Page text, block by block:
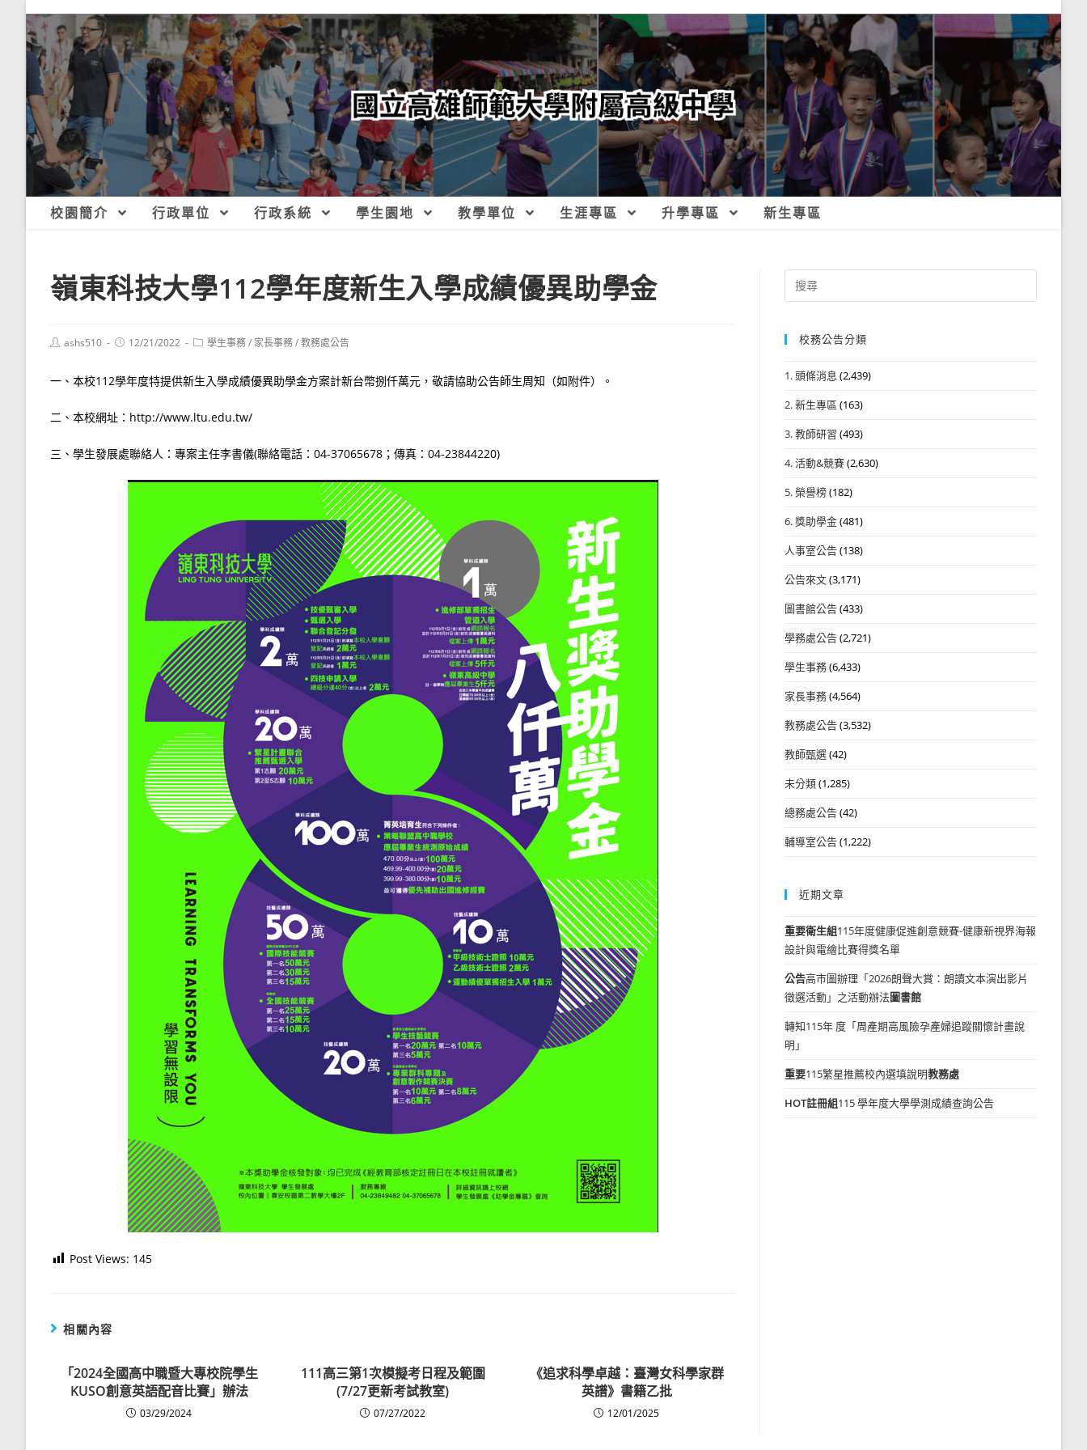
校園簡介 行政單位 行政系統 學生園地 教學單位 生涯專區 升學專區 新生專區
嶺東科技大學112學年度新生入學成績優異助學金
Postashs510
Post12/21/2022
Post學生事務/ 家長事務/教務處公告
一、本校112學年度特提供新生入學成績優異助學金方案計新台幣捌仟萬元，敬請協助公告師生周知（如附件）。
二、本校網址：http://www.ltu.edu.tw/
三、學生發展處聯絡人：專案主任李書儀(聯絡電話：04-37065678；傳真：04-23844220)
Post Views: 145
相關內容
「2024全國高中職暨大專校院學生
KUSO創意英語配音比賽」辦法
03/29/2024
111高三第1次模擬考日程及範圍
(7/27更新考試教室)
07/27/2022
《追求科學卓越：臺灣女科學家群
英譜》書籍乙批
12/01/2025
Search
for:
校務公告分類
1. 頭條消息 (2,439)
2. 新生專區 (163)
3. 教師研習 (493)
4. 活動&競賽(2,630)
5. 榮譽榜(182)
6. 獎助學金(481)
人事室公告(138)
公告來文(3,171)
圖書館公告(433)
學務處公告(2,721)
學生事務(6,433)
家長事務(4,564)
教務處公告(3,532)
教師甄選(42)
未分類(1,285)
總務處公告(42)
輔導室公告(1,222)
近期文章
重要衛生組115年度健康促進創意競賽-健康新視界海報
設計與電繪比賽得獎名單
公告高市圖辦理「2026朗聲大賞：朗讀文本演出影片
徵選活動」之活動辦法圖書館
轉知115年 度「周產期高風險孕產婦追蹤關懷計畫說
明」
重要115繁星推薦校內選填說明教務處
HOT註冊組115 學年度大學學測成績查詢公告